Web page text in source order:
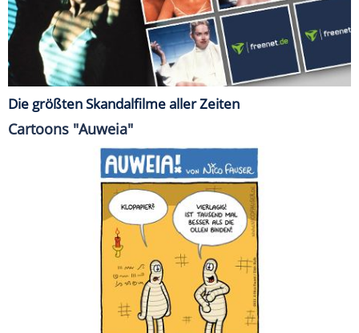
Die größten Skandalfilme aller Zeiten
Cartoons "Auweia"